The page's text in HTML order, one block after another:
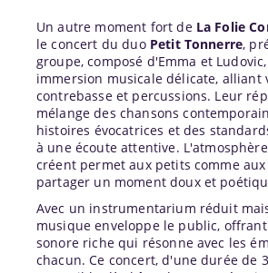
Un autre moment fort de La Folie
le concert du duo Petit Tonnerre,
groupe, composé d'Emma et
immersion musicale délicate, alliant
contrebasse et percussions. Leur
mélange des chansons
histoires évocatrices et des
à une écoute attentive.
créent permet aux petits comme
partager un moment doux et
Avec un instrumentarium réduit
musique enveloppe le public,
sonore riche qui résonne avec les
chacun. Ce concert, d'une durée de